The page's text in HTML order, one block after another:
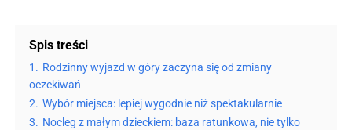
Spis treści
1. Rodzinny wyjazd w góry zaczyna się od zmiany
oczekiwań
2. Wybór miejsca: lepiej wygodnie niż spektakularnie
3. Nocleg z małym dzieckiem: baza ratunkowa, nie tylko